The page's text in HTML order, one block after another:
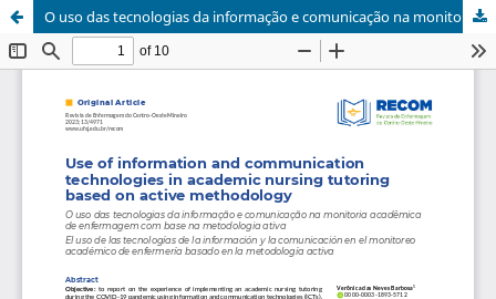
O uso das tecnologias da informação e comunicação na monitoria acadêmica de enfermagem com base na metodologia ativa